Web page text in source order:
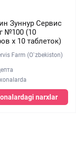
Зуннур Сервис
№100 (10
х 10 таблеток)
Farm (O`zbekiston)
narxlar